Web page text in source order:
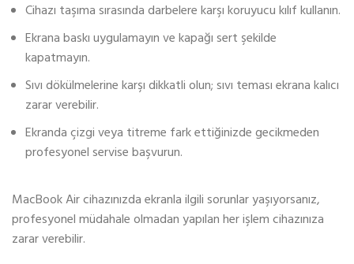
Cihazı taşıma sırasında darbelere karşı koruyucu kılıf kullanın.
Ekrana baskı uygulamayın ve kapağı sert şekilde
kapatmayın.
Sıvı dökülmelerine karşı dikkatli olun; sıvı teması ekrana kalıcı
zarar verebilir.
Ekranda çizgi veya titreme fark ettiğinizde gecikmeden
profesyonel servise başvurun.
MacBook Air cihazınızda ekranla ilgili sorunlar yaşıyorsanız,
profesyonel müdahale olmadan yapılan her işlem cihazınıza
zarar verebilir.